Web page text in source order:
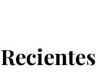
Recientes